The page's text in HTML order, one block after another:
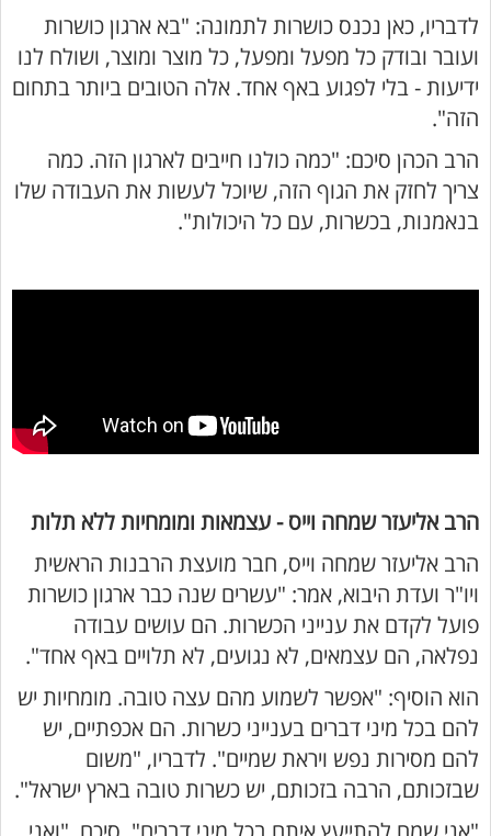
לדבריו, כאן נכנס כושרות לתמונה: "בא ארגון כושרות
ועובר ובודק כל מפעל ומפעל, כל מוצר ומוצר, ושולח לנו
ידיעות - בלי לפגוע באף אחד. אלה הטובים ביותר בתחום
הזה".
הרב הכהן סיכם: "כמה כולנו חייבים לארגון הזה. כמה
צריך לחזק את הגוף הזה, שיוכל לעשות את העבודה שלו
בנאמנות, בכשרות, עם כל היכולות".
הרב אליעזר שמחה וייס - עצמאות ומומחיות ללא תלות
הרב אליעזר שמחה וייס, חבר מועצת הרבנות הראשית
ויו"ר ועדת היבוא, אמר: "עשרים שנה כבר ארגון כושרות
פועל לקדם את ענייני הכשרות. הם עושים עבודה
נפלאה, הם עצמאים, לא נגועים, לא תלויים באף אחד".
הוא הוסיף: "אפשר לשמוע מהם עצה טובה. מומחיות יש
להם בכל מיני דברים בענייני כשרות. הם אכפתיים, יש
להם מסירות נפש ויראת שמיים". לדבריו, "משום
שבזכותם, הרבה בזכותם, יש כשרות טובה בארץ ישראל".